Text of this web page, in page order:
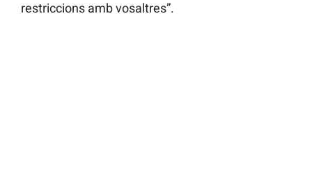
restriccions amb vosaltres”.